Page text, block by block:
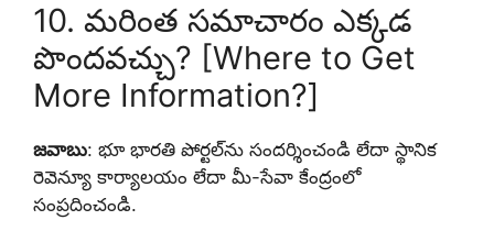
10. మరింత సమాచారం ఎక్కడ
పొందవచ్చు? [Where to Get
More Information?]
జవాబు: భూ భారతి పోర్టల్‌ను సందర్శించండి లేదా స్థానిక
రెవెన్యూ కార్యాలయం లేదా మీ-సేవా కేంద్రంలో
సంప్రదించండి.